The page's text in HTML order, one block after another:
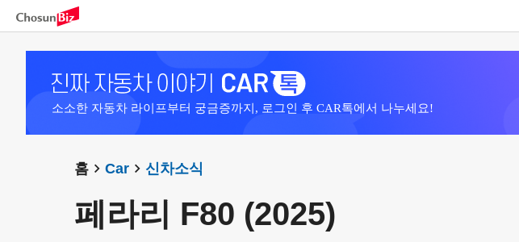
소소한 자동차 라이프부터 궁금증까지, 로그인 후 CAR톡에서 나누세요!
홈 Car 신차소식
페라리 F80 (2025)